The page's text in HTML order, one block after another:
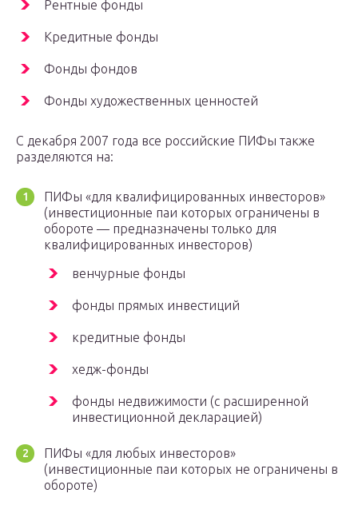
Рентные фонды
Кредитные фонды
Фонды фондов
Фонды художественных ценностей
С декабря 2007 года все российские ПИФы также
разделяются на:
ПИФы «для квалифицированных инвесторов»
(инвестиционные паи которых ограничены в
обороте — предназначены только для
квалифицированных инвесторов)
венчурные фонды
фонды прямых инвестиций
кредитные фонды
хедж-фонды
фонды недвижимости (с расширенной
инвестиционной декларацией)
ПИФы «для любых инвесторов»
(инвестиционные паи которых не ограничены в
обороте)